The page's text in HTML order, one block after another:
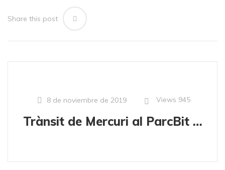
Share this post
8 de noviembre de 2019 Views 945
Trànsit de Mercuri al ParcBit de Palma